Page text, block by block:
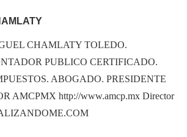
CHAMLATY TOLEDO.
PUBLICO CERTIFICADO.
ABOGADO. PRESIDENTE
AMCPMX http://www.amcp.mx Director